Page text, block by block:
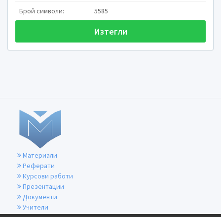
на
Брой символи: 5585
Изтегли
Материали
Реферати
Курсови работи
Презентации
Документи
Учители